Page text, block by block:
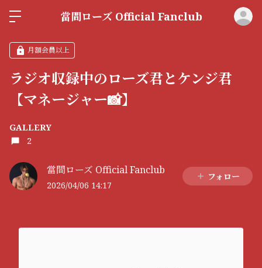
當間ローズ Official Fanclub
月額会員以上
ラジオ収録中のローズ君とケンジ君
【マネージャー📸】
GALLERY
2
當間ローズ Official Fanclub
2026/04/06 14:17
フォロー